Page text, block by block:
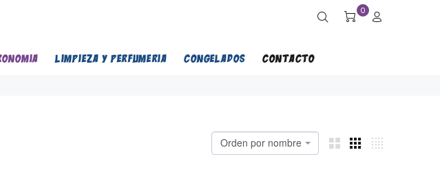
0
LIMPIEZA Y PERFUMERIA CONGELADOS CONTACTO
Orden por nombre